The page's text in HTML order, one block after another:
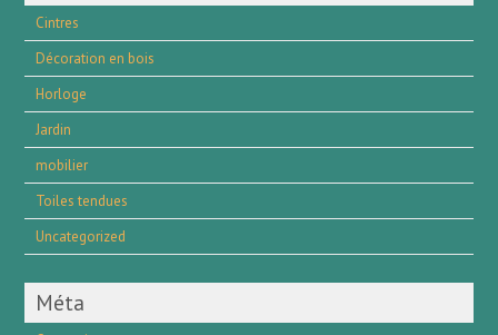
Cintres
Décoration en bois
Horloge
Jardin
mobilier
Toiles tendues
Uncategorized
Méta